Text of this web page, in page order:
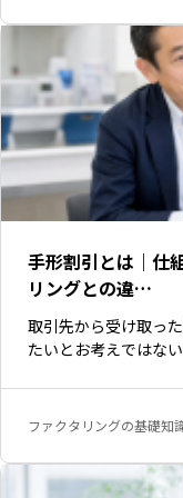
手形割引とは｜仕
リングとの違…
取引先から受け取っ
たいとお考えではな
ファクタリングの基礎知